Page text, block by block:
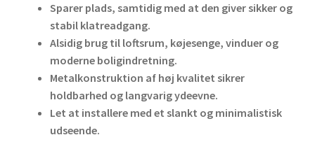
Sparer plads, samtidig med at den giver sikker og
stabil klatreadgang.
Alsidig brug til loftsrum, køjesenge, vinduer og
moderne boligindretning.
Metalkonstruktion af høj kvalitet sikrer
holdbarhed og langvarig ydeevne.
Let at installere med et slankt og minimalistisk
udseende.